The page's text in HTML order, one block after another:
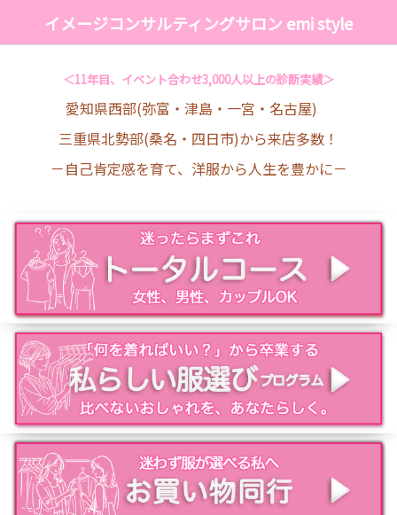
イメージコンサルティングサロン emi style
＜11年目、イベント合わせ3,000人以上の診断実績＞
愛知県西部(弥富・津島・一宮・名古屋)
三重県北勢部(桑名・四日市)から来店多数！
－自己肯定感を育て、洋服から人生を豊かに－